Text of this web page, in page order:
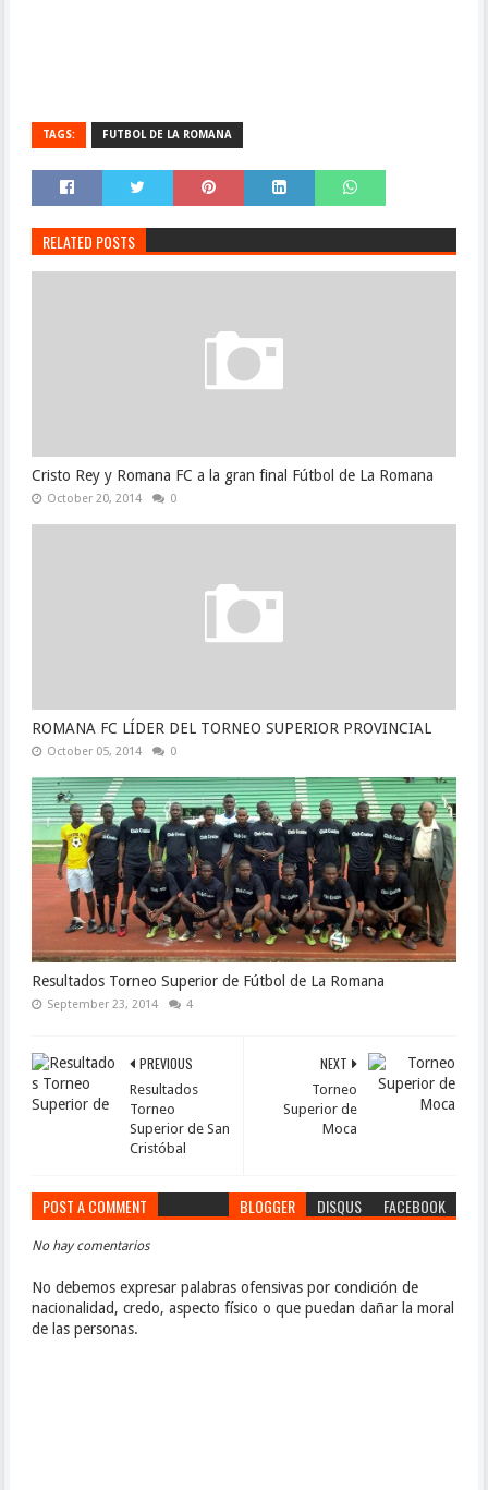
TAGS: FUTBOL DE LA ROMANA
RELATED POSTS
Cristo Rey y Romana FC a la gran final Fútbol de La Romana
October 20, 2014 0
ROMANA FC LÍDER DEL TORNEO SUPERIOR PROVINCIAL
October 05, 2014 0
Resultados Torneo Superior de Fútbol de La Romana
September 23, 2014 4
NEXT
Torneo
Superior de
Moca
PREVIOUS
Resultados
Torneo
Superior de San
Cristóbal
POST A COMMENT BLOGGER DISQUS FACEBOOK
No hay comentarios
No debemos expresar palabras ofensivas por condición de
nacionalidad, credo, aspecto físico o que puedan dañar la moral
de las personas.